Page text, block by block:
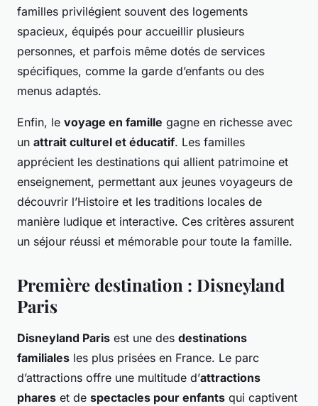
familles privilégient souvent des logements
spacieux, équipés pour accueillir plusieurs
personnes, et parfois même dotés de services
spécifiques, comme la garde d’enfants ou des
menus adaptés.
Enfin, le voyage en famille gagne en richesse avec
un attrait culturel et éducatif. Les familles
apprécient les destinations qui allient patrimoine et
enseignement, permettant aux jeunes voyageurs de
découvrir l’Histoire et les traditions locales de
manière ludique et interactive. Ces critères assurent
un séjour réussi et mémorable pour toute la famille.
Première destination : Disneyland
Paris
Disneyland Paris est une des destinations
familiales les plus prisées en France. Le parc
d’attractions offre une multitude d’attractions
phares et de spectacles pour enfants qui captivent